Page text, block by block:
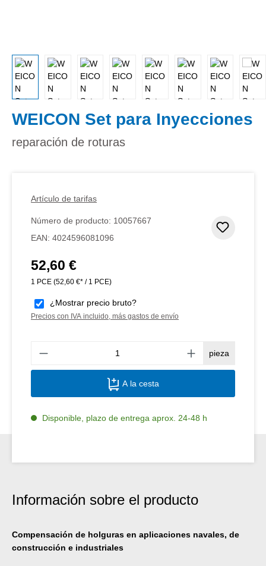
WEICON Set para Inyecciones
reparación de roturas
Artículo de tarifas
Número de producto: 10057667
EAN: 4024596081096
Precio normal:
52,60 €
1 PCE (52,60 €* / 1 PCE)
¿Mostrar precio bruto?
Precios con IVA incluido, más gastos de envío
pieza
A la cesta
Disponible, plazo de entrega aprox. 24-48 h
Información sobre el producto
Compensación de holguras en aplicaciones navales, de
construcción e industriales